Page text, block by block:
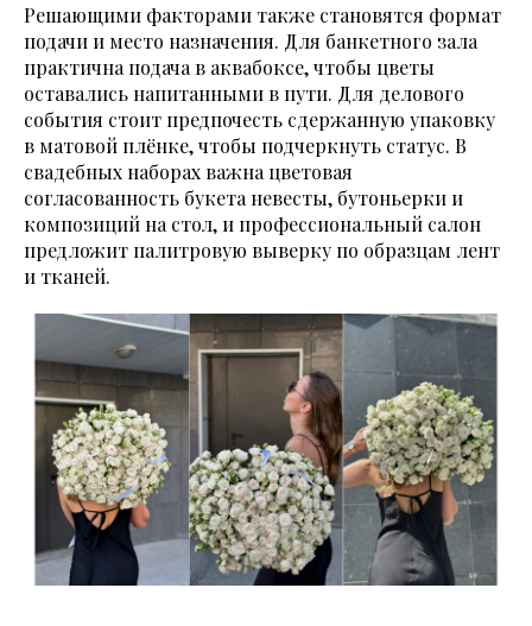
Решающими факторами также становятся формат
подачи и место назначения. Для банкетного зала
практична подача в аквабоксе, чтобы цветы
оставались напитанными в пути. Для делового
события стоит предпочесть сдержанную упаковку
в матовой плёнке, чтобы подчеркнуть статус. В
свадебных наборах важна цветовая
согласованность букета невесты, бутоньерки и
композиций на стол, и профессиональный салон
предложит палитровую выверку по образцам лент
и тканей.